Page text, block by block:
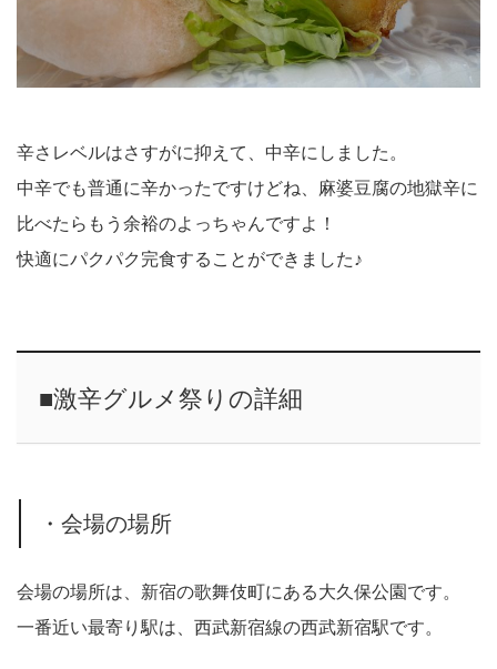
辛さレベルはさすがに抑えて、中辛にしました。
中辛でも普通に辛かったですけどね、麻婆豆腐の地獄辛に
比べたらもう余裕のよっちゃんですよ！
快適にパクパク完食することができました♪
■激辛グルメ祭りの詳細
・会場の場所
会場の場所は、新宿の歌舞伎町にある大久保公園です。
一番近い最寄り駅は、西武新宿線の西武新宿駅です。